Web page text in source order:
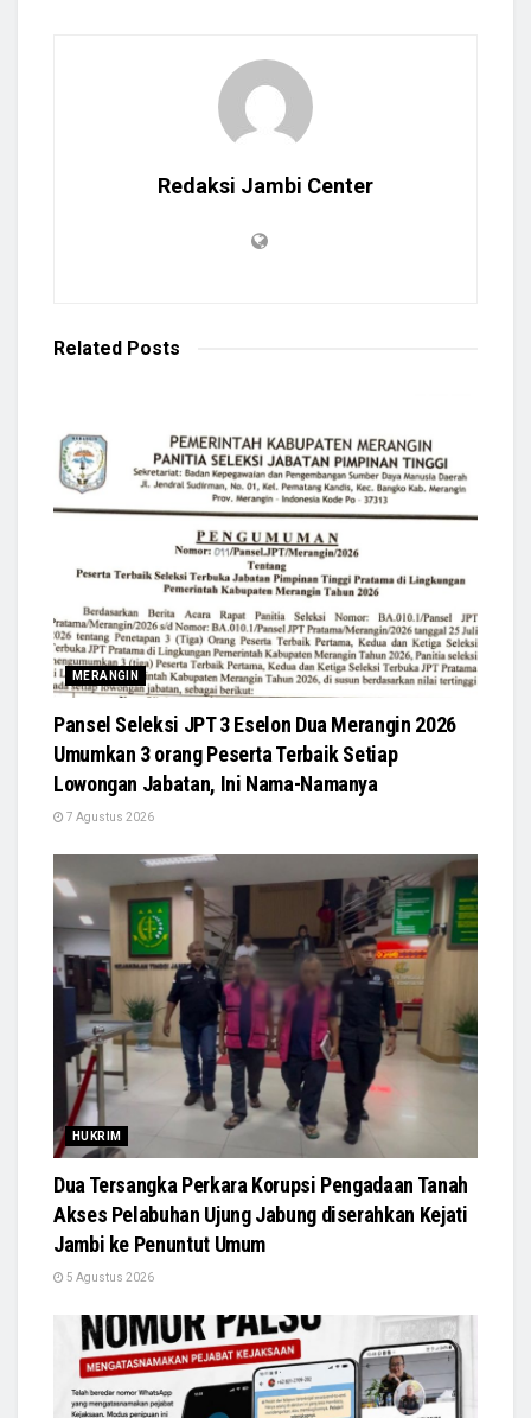
Redaksi Jambi Center
Related Posts
MERANGIN
Pansel Seleksi JPT 3 Eselon Dua Merangin 2026
Umumkan 3 orang Peserta Terbaik Setiap
Lowongan Jabatan, Ini Nama-Namanya
7 Agustus 2026
HUKRIM
Dua Tersangka Perkara Korupsi Pengadaan Tanah
Akses Pelabuhan Ujung Jabung diserahkan Kejati
Jambi ke Penuntut Umum
5 Agustus 2026